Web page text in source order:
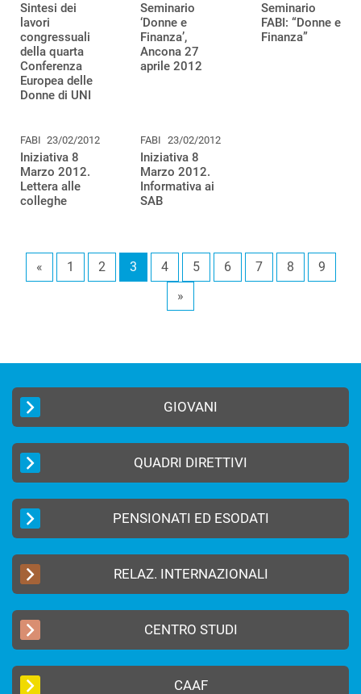
Sintesi dei
lavori
congressuali
della quarta
Conferenza
Europea delle
Donne di UNI
Seminario
‘Donne e
Finanza’,
Ancona 27
aprile 2012
Seminario
FABI: “Donne e
Finanza”
FABI 23/02/2012
Iniziativa 8
Marzo 2012.
Lettera alle
colleghe
FABI 23/02/2012
Iniziativa 8
Marzo 2012.
Informativa ai
SAB
« 1 2 3 4 5 6 7 8
9
»
GIOVANI
QUADRI DIRETTIVI
PENSIONATI ED ESODATI
RELAZ. INTERNAZIONALI
CENTRO STUDI
CAAF